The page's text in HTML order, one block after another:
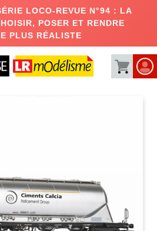
LOCO-REVUE N°94 : LA
POSER ET RENDRE
PLUS RÉALISTE